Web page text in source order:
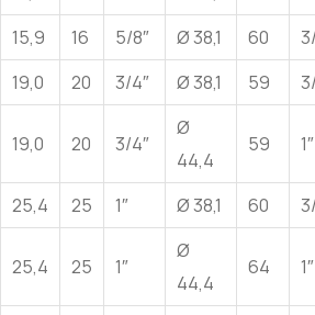
15,9 16 5/8″ Ø 38,1 60
19,0 20 3/4″ Ø 38,1 59
19,0 20 3/4″
Ø
44,4
59 1″
25,4 25 1″ Ø 38,1 60
25,4 25 1″
Ø
44,4
64 1″